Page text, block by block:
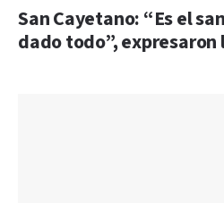
San Cayetano: “Es el
dado todo”, expresaron